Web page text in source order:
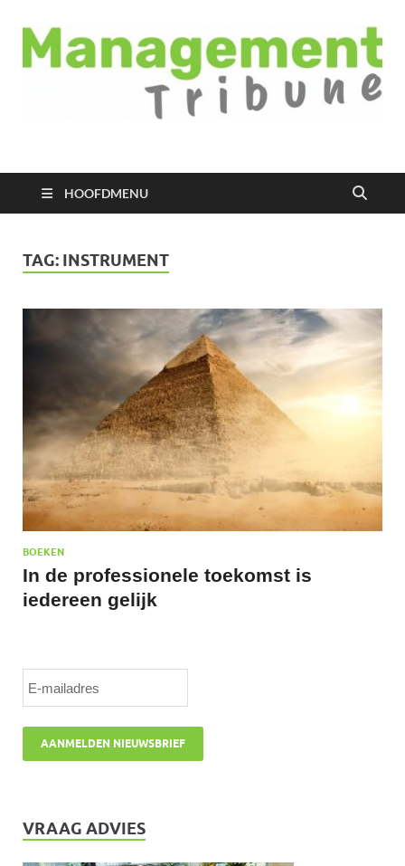
Managementtribune
HOOFDMENU
TAG: INSTRUMENT
BOEKEN
In de professionele toekomst is
iedereen gelijk
VRAAG ADVIES